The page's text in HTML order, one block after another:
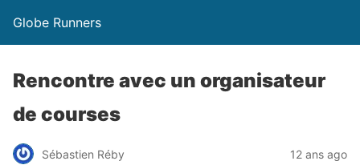
Globe Runners
Rencontre avec un organisateur
de courses
Sébastien Réby 12 ans ago